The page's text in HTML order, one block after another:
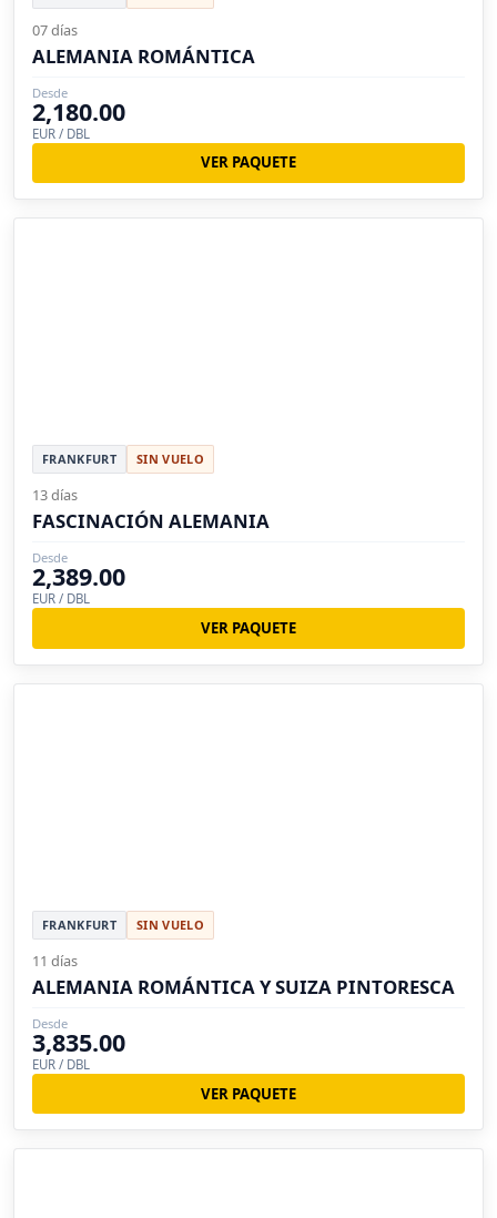
07 días
ALEMANIA ROMÁNTICA
Desde
2,180.00
EUR / DBL
VER PAQUETE
FRANKFURT SIN VUELO
13 días
FASCINACIÓN ALEMANIA
Desde
2,389.00
EUR / DBL
VER PAQUETE
FRANKFURT SIN VUELO
11 días
ALEMANIA ROMÁNTICA Y SUIZA PINTORESCA
Desde
3,835.00
EUR / DBL
VER PAQUETE